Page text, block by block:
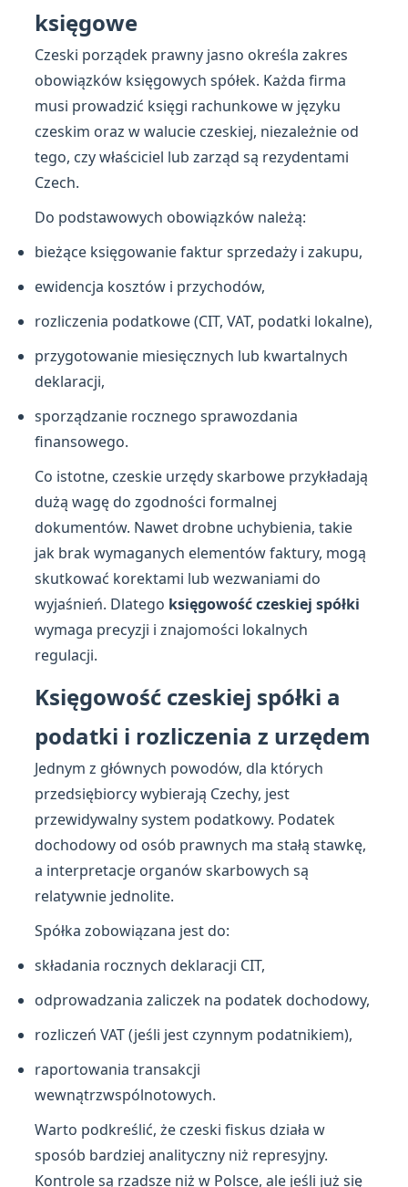
księgowe
Czeski porządek prawny jasno określa zakres
obowiązków księgowych spółek. Każda firma
musi prowadzić księgi rachunkowe w języku
czeskim oraz w walucie czeskiej, niezależnie od
tego, czy właściciel lub zarząd są rezydentami
Czech.
Do podstawowych obowiązków należą:
bieżące księgowanie faktur sprzedaży i zakupu,
ewidencja kosztów i przychodów,
rozliczenia podatkowe (CIT, VAT, podatki lokalne),
przygotowanie miesięcznych lub kwartalnych
deklaracji,
sporządzanie rocznego sprawozdania
finansowego.
Co istotne, czeskie urzędy skarbowe przykładają
dużą wagę do zgodności formalnej
dokumentów. Nawet drobne uchybienia, takie
jak brak wymaganych elementów faktury, mogą
skutkować korektami lub wezwaniami do
wyjaśnień. Dlatego księgowość czeskiej spółki
wymaga precyzji i znajomości lokalnych
regulacji.
Księgowość czeskiej spółki a
podatki i rozliczenia z urzędem
Jednym z głównych powodów, dla których
przedsiębiorcy wybierają Czechy, jest
przewidywalny system podatkowy. Podatek
dochodowy od osób prawnych ma stałą stawkę,
a interpretacje organów skarbowych są
relatywnie jednolite.
Spółka zobowiązana jest do:
składania rocznych deklaracji CIT,
odprowadzania zaliczek na podatek dochodowy,
rozliczeń VAT (jeśli jest czynnym podatnikiem),
raportowania transakcji
wewnątrzwspólnotowych.
Warto podkreślić, że czeski fiskus działa w
sposób bardziej analityczny niż represyjny.
Kontrole są rzadsze niż w Polsce, ale jeśli już się